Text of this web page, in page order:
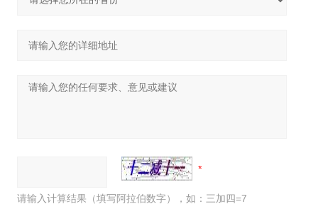
请输入计算结果（填写阿拉伯数字），如：三加四=7